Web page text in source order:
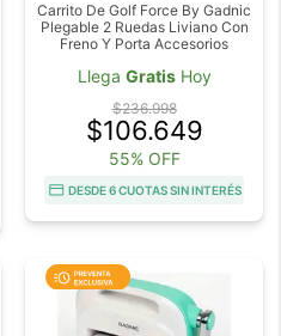
Carrito De Golf Force By Gadnic
Plegable 2 Ruedas Liviano Con
Freno Y Porta Accesorios
Llega GratisHoy
$236.998
$106.649
55% OFF
DESDE 6 CUOTAS SIN INTERÉS